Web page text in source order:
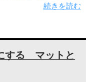
続きを読む
する マットと